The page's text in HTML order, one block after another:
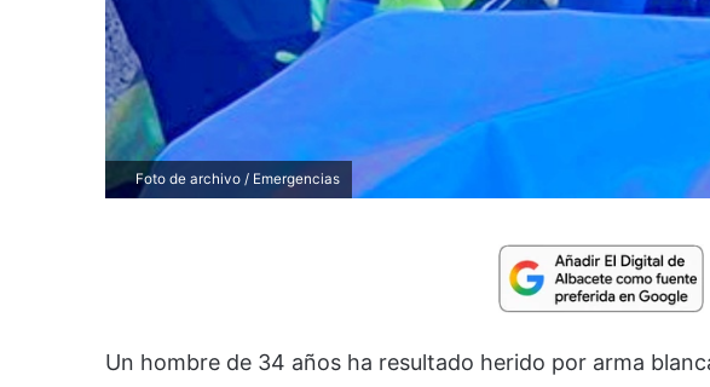
Foto de archivo / Emergencias
Un hombre de 34 años ha resultado herido por arma